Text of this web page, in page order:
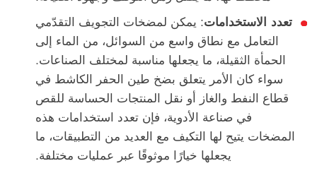
تعدد الاستخدامات: يمكن لمضخات التجويف التقدّمي
التعامل مع نطاق واسع من السوائل، من الماء إلى
الحمأة الثقيلة، ما يجعلها مناسبة لمختلف الصناعات.
سواء كان الأمر يتعلق بضخ طين الحفر الكاشط في
قطاع النفط والغاز أو نقل المنتجات الحساسة للقص
في صناعة الأدوية، فإن تعدد استخدامات هذه
المضخات يتيح لها التكيف مع العديد من التطبيقات، ما
يجعلها خيارًا موثوقًا عبر عمليات مختلفة.